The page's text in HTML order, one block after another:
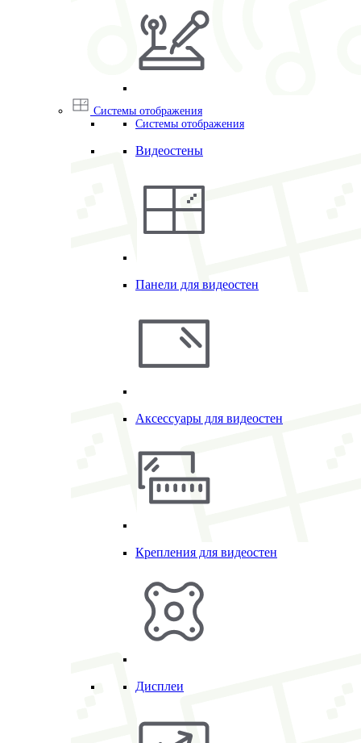
Системы отображения
Системы отображения
Видеостены
Панели для видеостен
Аксессуары для видеостен
Крепления для видеостен
Дисплеи